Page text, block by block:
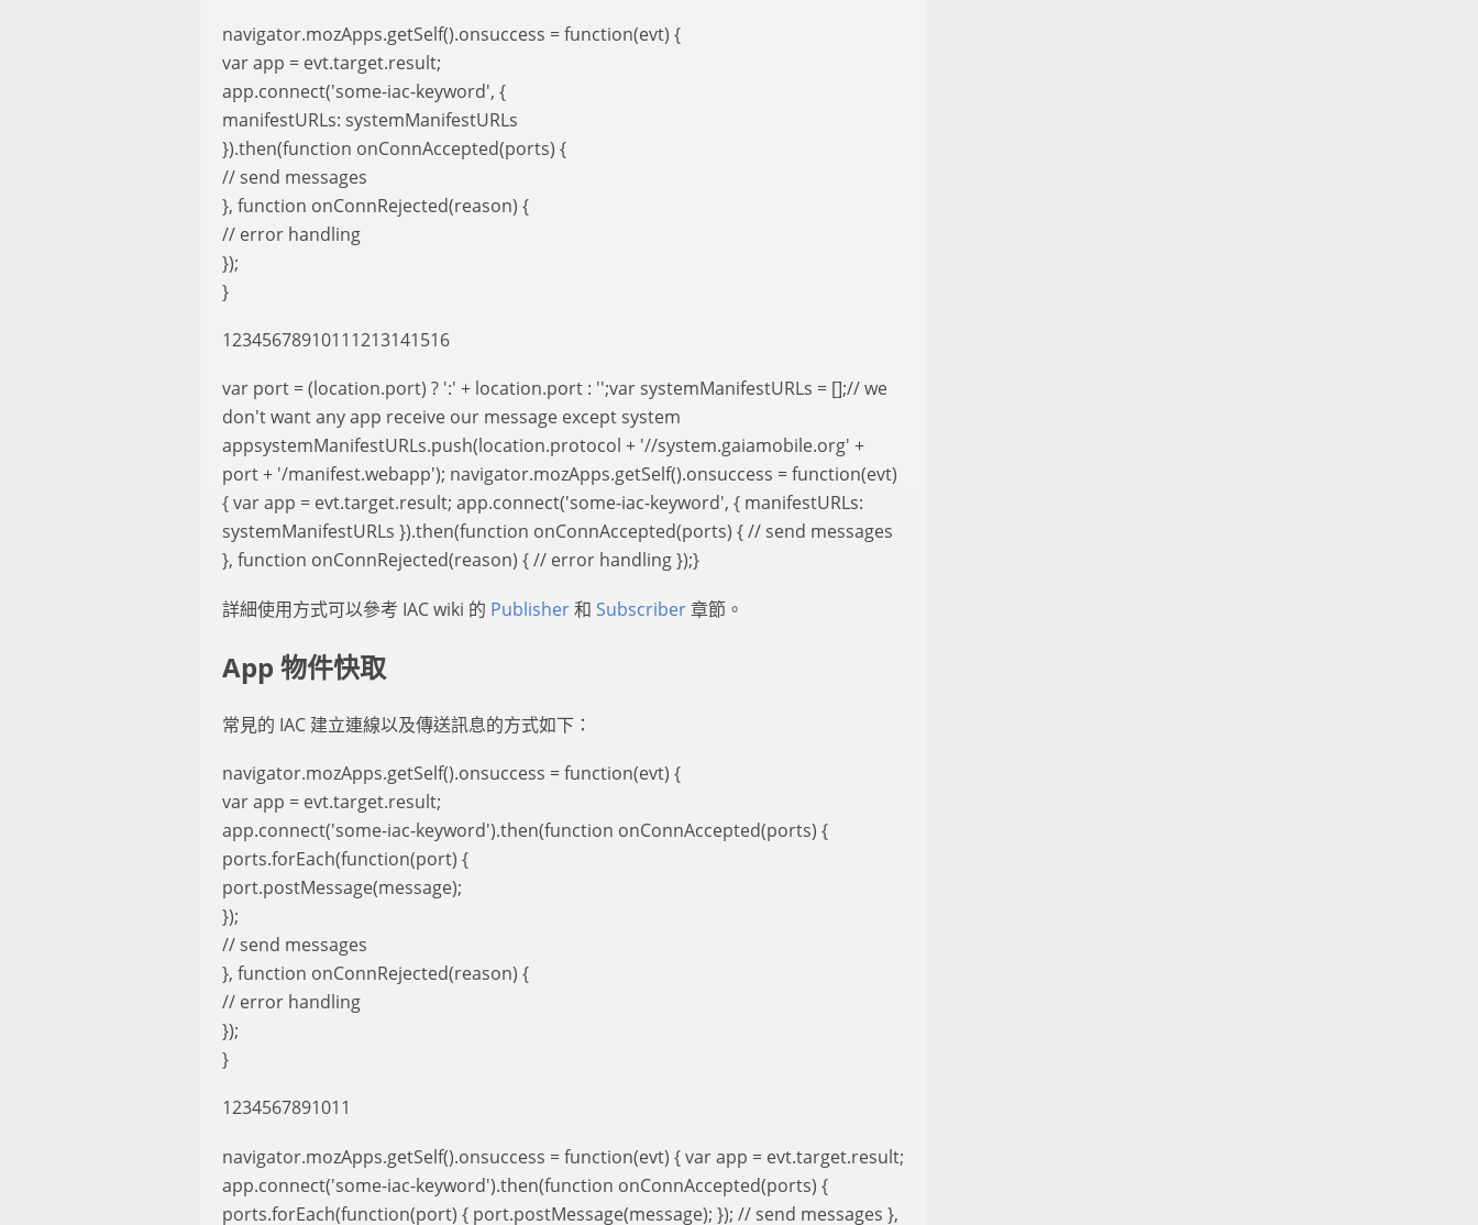
navigator.mozApps.getSelf().onsuccess = function(evt) {
var app = evt.target.result;
app.connect('some-iac-keyword', {
manifestURLs: systemManifestURLs
}).then(function onConnAccepted(ports) {
// send messages
}, function onConnRejected(reason) {
// error handling
});
}
12345678910111213141516
var port = (location.port) ? ':' + location.port : '';var systemManifestURLs = [];// we
don't want any app receive our message except system
appsystemManifestURLs.push(location.protocol + '//system.gaiamobile.org' +
port + '/manifest.webapp'); navigator.mozApps.getSelf().onsuccess = function(evt)
{ var app = evt.target.result; app.connect('some-iac-keyword', { manifestURLs:
systemManifestURLs }).then(function onConnAccepted(ports) { // send messages
}, function onConnRejected(reason) { // error handling });}
詳細使用方式可以參考 IAC wiki 的 Publisher和 Subscriber章節。
App 物件快取
常見的 IAC 建立連線以及傳送訊息的方式如下：
navigator.mozApps.getSelf().onsuccess = function(evt) {
var app = evt.target.result;
app.connect('some-iac-keyword').then(function onConnAccepted(ports) {
ports.forEach(function(port) {
port.postMessage(message);
});
// send messages
}, function onConnRejected(reason) {
// error handling
});
}
1234567891011
navigator.mozApps.getSelf().onsuccess = function(evt) { var app = evt.target.result;
app.connect('some-iac-keyword').then(function onConnAccepted(ports) {
ports.forEach(function(port) { port.postMessage(message); }); // send messages },